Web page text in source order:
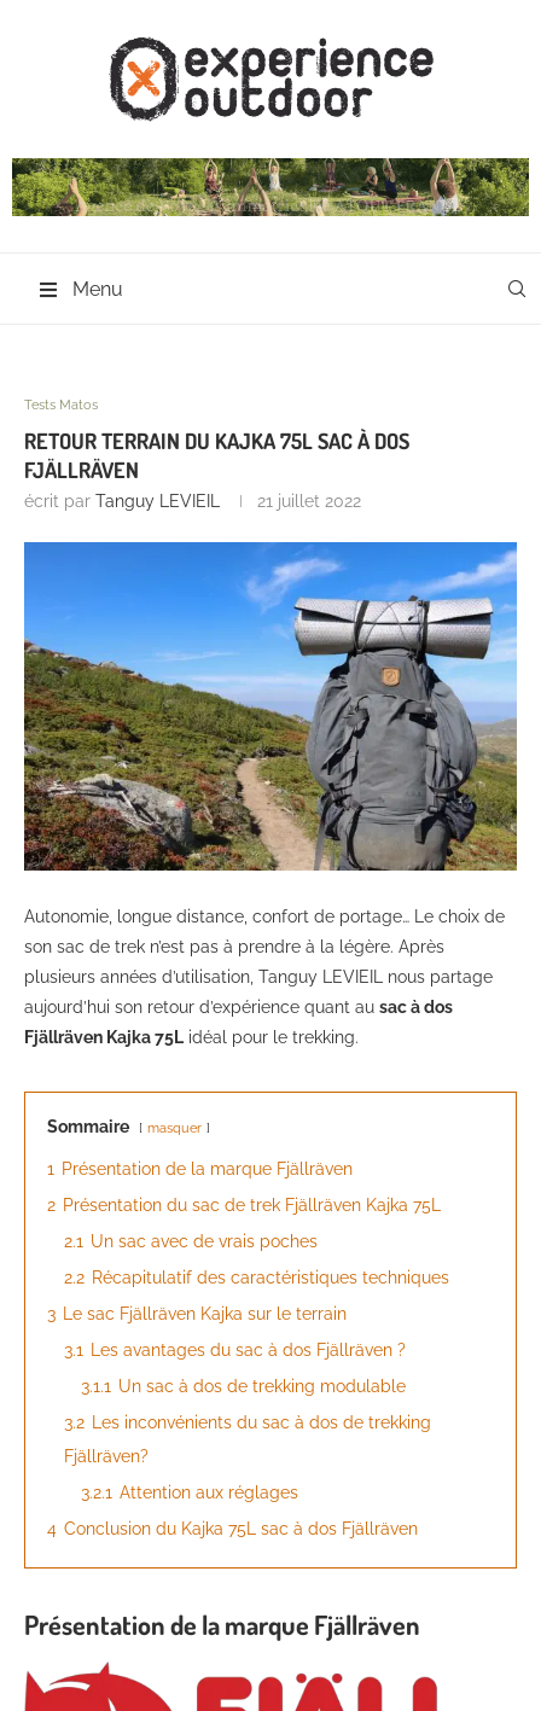
Menu
Tests Matos
RETOUR TERRAIN DU KAJKA 75L SAC À DOS
FJÄLLRÄVEN
écrit par Tanguy LEVIEIL 21 juillet 2022
Autonomie, longue distance, confort de portage… Le choix de
son sac de trek n’est pas à prendre à la légère. Après
plusieurs années d’utilisation, Tanguy LEVIEIL nous partage
aujourd’hui son retour d’expérience quant au sac à dos
Fjällräven Kajka 75L idéal pour le trekking.
Sommaire masquer
1 Présentation de la marque Fjällräven
2 Présentation du sac de trek Fjällräven Kajka 75L
2.1 Un sac avec de vrais poches
2.2 Récapitulatif des caractéristiques techniques
3 Le sac Fjällräven Kajka sur le terrain
3.1 Les avantages du sac à dos Fjällräven ?
3.1.1 Un sac à dos de trekking modulable
3.2 Les inconvénients du sac à dos de trekking
Fjällräven?
3.2.1 Attention aux réglages
4 Conclusion du Kajka 75L sac à dos Fjällräven
Présentation de la marque Fjällräven